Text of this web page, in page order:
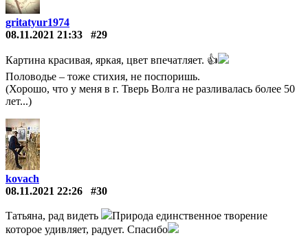
gritatyur1974
08.11.2021 21:33
#29
Картина красивая, яркая, цвет впечатляет. 👍
Половодье – тоже стихия, не поспоришь.
(Хорошо, что у меня в г. Тверь Волга не разливалась более 50
лет...)
kovach
08.11.2021 22:26
#30
Татьяна, рад видеть
Природа единственное творение
которое удивляет, радует. Спасибо